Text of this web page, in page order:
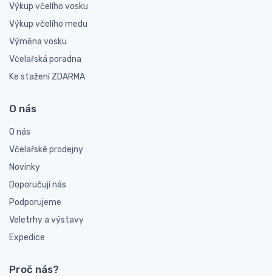
Výkup včelího vosku
Výkup včelího medu
Výměna vosku
Včelařská poradna
Ke stažení ZDARMA
O nás
O nás
Včelařské prodejny
Novinky
Doporučují nás
Podporujeme
Veletrhy a výstavy
Expedice
Proč nás?